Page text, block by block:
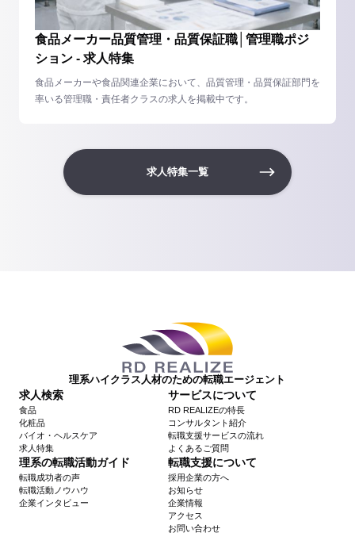
食品メーカー品質管理・品質保証職│管理職ポジ
ション - 求人特集
食品メーカーや食品関連企業において、品質管理・品質保証部門を
率いる管理職・責任者クラスの求人を掲載中です。
求人特集一覧
理系ハイクラス人材のための転職エージェント
求人検索
食品
化粧品
バイオ・ヘルスケア
求人特集
サービスについて
RD REALIZEの特長
コンサルタント紹介
転職支援サービスの流れ
よくあるご質問
理系の転職活動ガイド
転職成功者の声
転職活動ノウハウ
企業インタビュー
転職支援について
採用企業の方へ
お知らせ
企業情報
アクセス
お問い合わせ